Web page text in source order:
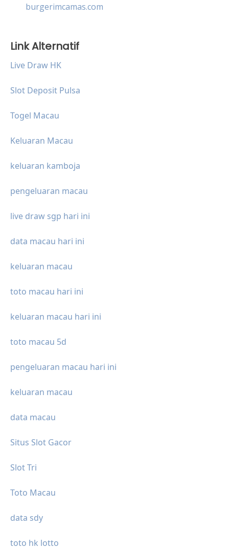
burgerimcamas.com
Link Alternatif
Live Draw HK
Slot Deposit Pulsa
Togel Macau
Keluaran Macau
keluaran kamboja
pengeluaran macau
live draw sgp hari ini
data macau hari ini
keluaran macau
toto macau hari ini
keluaran macau hari ini
toto macau 5d
pengeluaran macau hari ini
keluaran macau
data macau
Situs Slot Gacor
Slot Tri
Toto Macau
data sdy
toto hk lotto